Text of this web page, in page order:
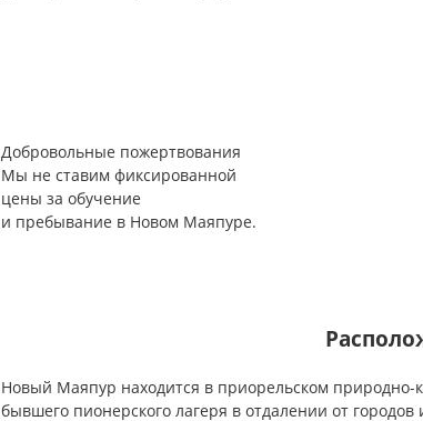
Добровольные пожертвования
Мы не ставим фиксированной
цены за обучение
и пребывание в Новом Маяпуре.
Новый Маяпур находится в приорельском
бывшего пионерского лагеря в отдалении от городов